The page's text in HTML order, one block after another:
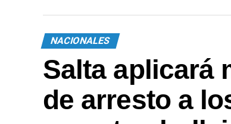
NACIONALES
Salta aplicará
de arresto a